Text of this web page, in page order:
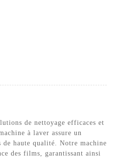
de nettoyage efficaces et
à laver assure un
haute qualité. Notre machine
des films, garantissant ainsi